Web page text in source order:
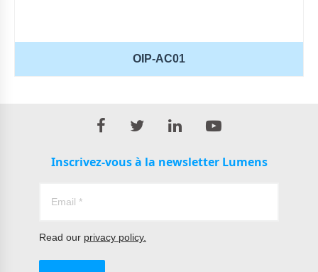
OIP-AC01
Inscrivez-vous à la newsletter Lumens
Read our privacy policy.